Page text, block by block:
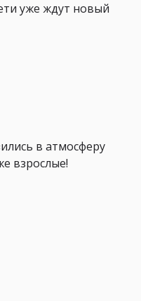
уже ждут новый
в атмосферу
взрослые!